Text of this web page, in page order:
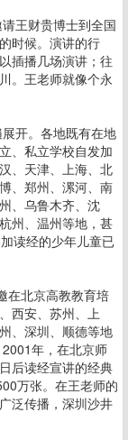
王财贵博士到全国
时候。演讲的行
插播几场演讲；往
。王老师就像个永
开。各地既有在地
、私立学校自发加
、天津、上海、北
、郑州、漯河、南
、乌鲁木齐、沈
州、温州等地，甚
读经的少年儿童已
在北京高教教育培
西安、苏州、上
、深圳、顺德等地
年，在北京师
后读经宣讲的经典
万张。在王老师的
泛传播，深圳沙井